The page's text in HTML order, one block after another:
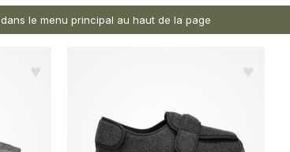
le menu principal au haut de la page
♥︎ ♥︎